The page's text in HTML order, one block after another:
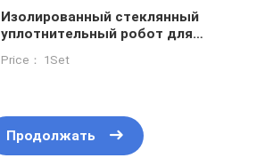
Изолированный стеклянный
уплотнительный робот для
уплотнения и зашивки
Price： 1Set
Продолжать